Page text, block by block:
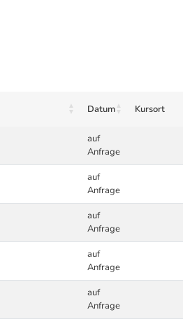
Datum Kursort
auf
Anfrage
auf
Anfrage
auf
Anfrage
auf
Anfrage
auf
Anfrage